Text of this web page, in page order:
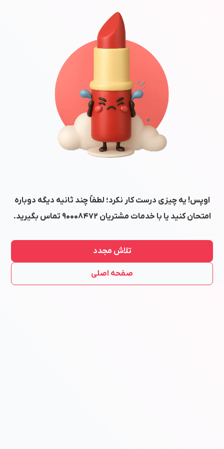
اوپس! یه چیزی درست کار نکرد؛ لطفاً چند ثانیه دیگه دوباره
امتحان کنید یا با خدمات مشتریان ۹۰۰۰۸۴۷۲ تماس بگیرید.
تلاش مجدد
صفحه اصلی